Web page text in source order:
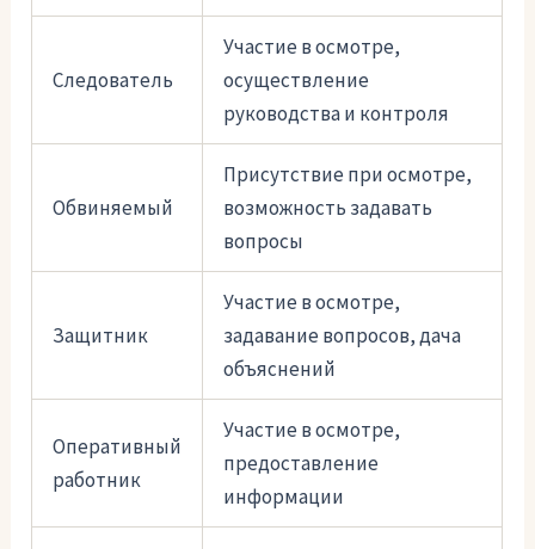
Следователь
Участие в осмотре,
осуществление
руководства и контроля
Обвиняемый
Присутствие при осмотре,
возможность задавать
вопросы
Защитник
Участие в осмотре,
задавание вопросов, дача
объяснений
Оперативный
работник
Участие в осмотре,
предоставление
информации